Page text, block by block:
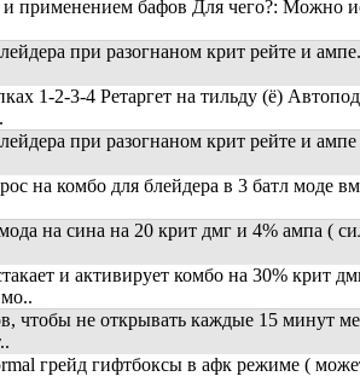
применением бафов Для чего?: Можно
при разогнаном крит рейте и ампе.
1-2-3-4 Ретаргет на тильду (ё)
при разогнаном крит рейте и ампе
на комбо для блейдера в 3 батл моде
на сина на 20 крит дмг и 4% ампа (
и активирует комбо на 30% крит
чтобы не открывать каждые 15 минут
грейд гифтбоксы в афк режиме (